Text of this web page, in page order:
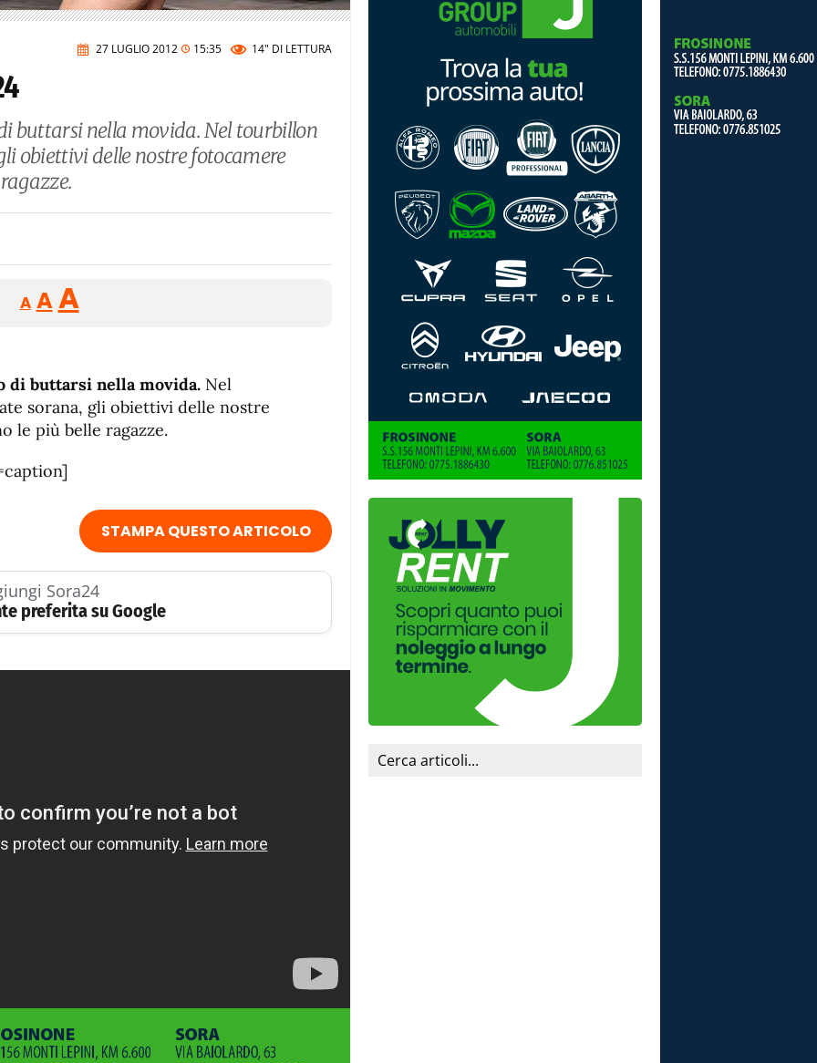
27 LUGLIO 2012 15:35 14" DI LETTURA
buttarsi nella movida. Nel tourbillon
obiettivi delle nostre fotocamere
A
Reducir
tamaño
A Restablecer
tamaño
fuente
AAumentar
de
fuente.
di buttarsi nella movida. Nel
sorana, gli obiettivi delle nostre
le più belle ragazze.
STAMPA QUESTO ARTICOLO
Sora24
preferita su Google